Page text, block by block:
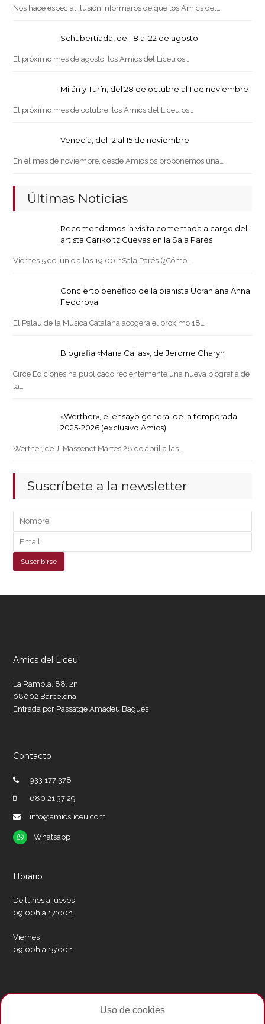
Nos hace especial ilusión informaros de que los Amics del…
Schubertíada, del 18 al 22 de agosto
El próximo mes de agosto, los Amics del Liceu os…
Milán y Turín, del 28 de octubre al 1 de noviembre
El próximo mes de octubre, los Amics del Liceu os…
Venecia, del 12 al 15 de noviembre
En el mes de noviembre, desde Amics os proponemos una…
Últimas Noticias
Recomendamos la visita comentada a cargo del
artista Garikoitz Cuevas en la Sala Parés
Viernes 5 de junio a las 19:00 hSala Parés (¿Cómo…
Concierto benéfico de la pianista Ucraniana Anna
Fedorova
El Palau de la Música Catalana acogerá el próximo 18…
Biografia «Maria Callas», de Jerome Charyn
Circe Ediciones ha publicado recientemente una nueva biografía de
la…
«Werther», el ensayo general de la temporada
2025-2026 (exclusivo Amics)
Werther, de J. Massenet Martes 28 de abril a las…
Suscríbete a la newsletter
Amics del Liceu
La Rambla, 88, 2n
08002 Barcelona
Entrada por Passatge Amadeu Bagués
Contacto
933 177 378
680 21 37 29
info@amicsliceu.com
Whatsapp
Whatsapp
Horario
De lunes a jueves
09:00h a 17:00h
Viernes
09:00h a 15:00h
Redes sociales
Uso de cookies